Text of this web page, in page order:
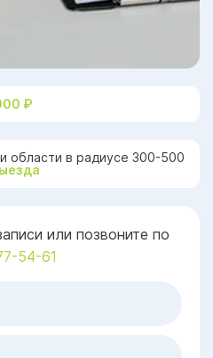
₽
области в радиусе 300-500
или позвоните по
54-61